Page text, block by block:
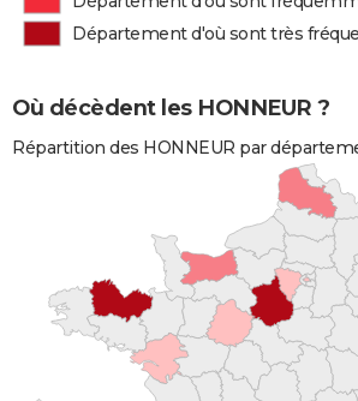
Département d'où sont très
Où décèdent les HONNEUR ?
Répartition des HONNEUR par